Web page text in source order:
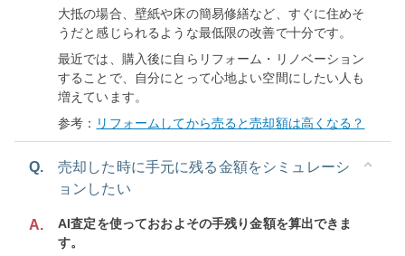
大抵の場合、壁紙や床の簡易修繕など、すぐに住めそ
うだと感じられるような最低限の改善で十分です。
最近では、購入後に自らリフォーム・リノベーション
することで、自分にとって心地よい空間にしたい人も
増えています。
参考： リフォームしてから売ると売却額は高くなる？
Q.
売却した時に手元に残る金額をシミュレーシ
ョンしたい
A.
AI査定を使っておおよその手残り金額を算出できま
す。